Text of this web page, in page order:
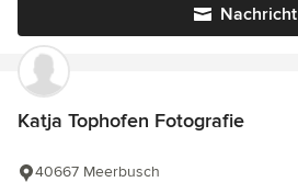
Nachricht
Katja Tophofen Fotografie
40667 Meerbusch